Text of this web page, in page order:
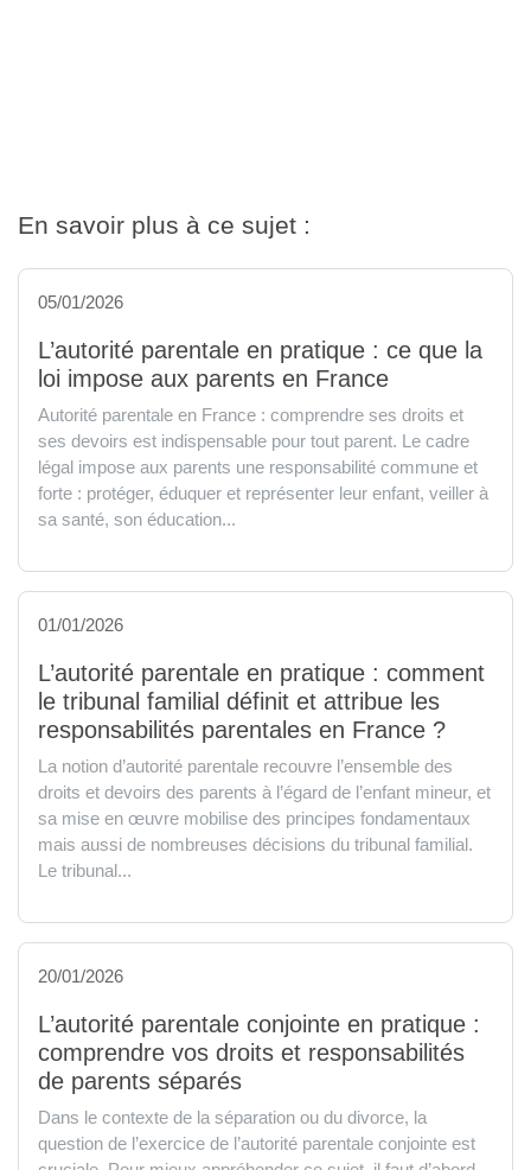
En savoir plus à ce sujet :
05/01/2026
L’autorité parentale en pratique : ce que la
loi impose aux parents en France
Autorité parentale en France : comprendre ses droits et
ses devoirs est indispensable pour tout parent. Le cadre
légal impose aux parents une responsabilité commune et
forte : protéger, éduquer et représenter leur enfant, veiller à
sa santé, son éducation...
01/01/2026
L’autorité parentale en pratique : comment
le tribunal familial définit et attribue les
responsabilités parentales en France ?
La notion d’autorité parentale recouvre l’ensemble des
droits et devoirs des parents à l’égard de l’enfant mineur, et
sa mise en œuvre mobilise des principes fondamentaux
mais aussi de nombreuses décisions du tribunal familial.
Le tribunal...
20/01/2026
L’autorité parentale conjointe en pratique :
comprendre vos droits et responsabilités
de parents séparés
Dans le contexte de la séparation ou du divorce, la
question de l’exercice de l’autorité parentale conjointe est